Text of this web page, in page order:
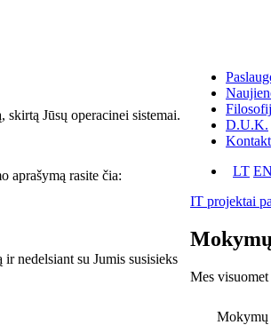
Jūsų operacinei sistemai.
aprašymą rasite čia:
nedelsiant su Jumis susisieks
D.U.K.
LT EN
IT projektai
Mes
Mokymų